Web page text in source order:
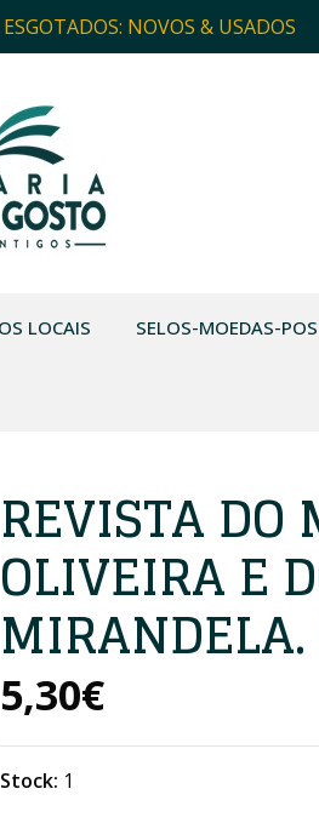
NOVOS & USADOS
LOCAIS SELOS-MOEDAS-
REVISTA DO
OLIVEIRA E
5,30€
Stock: 1